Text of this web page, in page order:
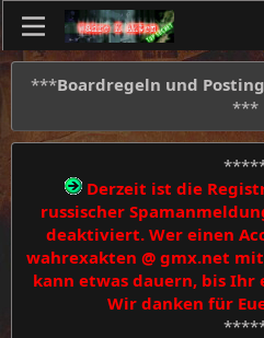
***Boardregeln und
***
Derzeit ist die
russischer
deaktiviert. Wer einen
wahrexakten @ gmx.net
kann etwas dauern, bis
Wir danken für